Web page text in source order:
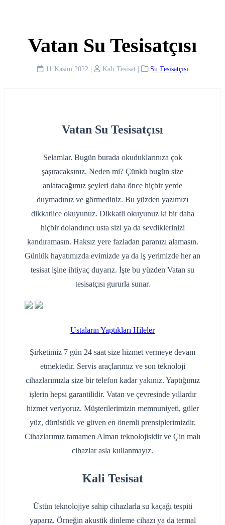
Vatan Su Tesisatçısı
11 Kasım 2022 | Kali Tesisat| Su Tesisatçısı
Vatan Su Tesisatçısı
Selamlar. Bugün burada okuduklarınıza çok
şaşıracaksınız. Neden mi? Çünkü bugün size
anlatacağımız şeyleri daha önce hiçbir yerde
duymadınız ve görmediniz. Bu yüzden yazımızı
dikkatlice okuyunuz. Dikkatli okuyunuz ki bir daha
hiçbir dolandırıcı usta sizi ya da sevdiklerinizi
kandıramasın. Haksız yere fazladan paranızı alamasın.
Günlük hayatımızda evimizde ya da iş yerimizde her an
tesisat işine ihtiyaç duyarız. İşte bu yüzden Vatan su
tesisatçısı gururla sunar.
Ustaların Yaptıkları Hileler
Şirketimiz 7 gün 24 saat size hizmet vermeye devam
etmektedir. Servis araçlarımız ve son teknoloji
cihazlarımızla size bir telefon kadar yakınız. Yaptığımız
işlerin hepsi garantilidir. Vatan ve çevresinde yıllardır
hizmet veriyoruz. Müşterilerimizin memnuniyeti, güler
yüz, dürüstlük ve güven en önemli prensiplerimizdir.
Cihazlarımız tamamen Alman teknolojisidir ve Çin malı
cihazlar asla kullanmayız.
Kali Tesisat
Üstün teknolojiye sahip cihazlarla su kaçağı tespiti
yaparız. Örneğin akustik dinleme cihazı ya da termal